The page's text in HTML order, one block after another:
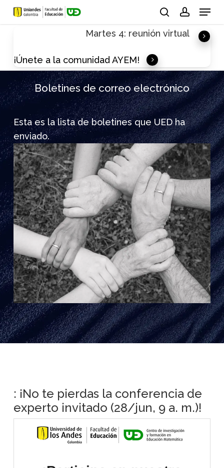
Skip
Menu
Martes 4: reunión virtual
¡Únete a la comunidad AYEM!
Boletines de correo electrónico
Esta es la lista de boletines que UED ha
enviado.
: ¡No te pierdas la conferencia de
experto invitado (28/jun, 9 a. m.)!